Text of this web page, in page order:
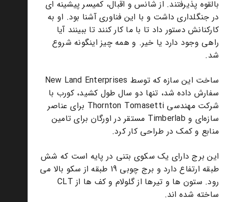
بالقوه پذیرفتند. از شانس و اقبال، کمیسر پیشینه ای
در جنگلداری داشت و با این فناوری آشنا بود. او به
کارکنانش دستور داد تا با ما کار کنند تا ببینند آیا
راهی وجود دارد یا خیر. و همه چیز اینگونه شروع
شد.
ساخت این سازه که توسط New Land Enterprises
سفارش داده شد، تنها دو سال طول کشید، کورب با
شرکت مهندسی Thornton Tomasetti برای عناصر
سازه‌ای و Timberlab مستقر در اورگان برای تامین
منابع و کمک در طراحی کار کرد.
این برج دارای یک سکوی بتنی در پایه است که شش
طبقه ارتفاع دارد و برج چوبی 19 طبقه از سکو بالا می
رود. ستون ها و تیرها از گلولام و کف ها از CLT
ساخته شده اند.